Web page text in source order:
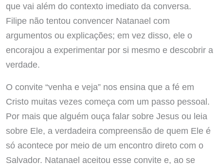
que vai além do contexto imediato da conversa.
Filipe não tentou convencer Natanael com
argumentos ou explicações; em vez disso, ele o
encorajou a experimentar por si mesmo e descobrir a
verdade.
O convite “venha e veja” nos ensina que a fé em
Cristo muitas vezes começa com um passo pessoal.
Por mais que alguém ouça falar sobre Jesus ou leia
sobre Ele, a verdadeira compreensão de quem Ele é
só acontece por meio de um encontro direto com o
Salvador. Natanael aceitou esse convite e, ao se